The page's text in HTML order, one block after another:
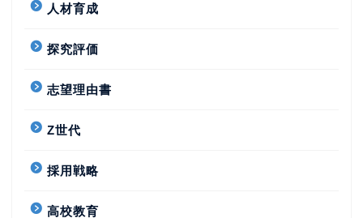
人材育成
探究評価
志望理由書
Z世代
採用戦略
高校教育